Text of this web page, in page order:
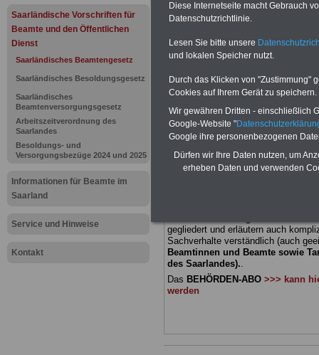
Saarländische Vorschriften für
Beamte und den Öffentlichen
Dienst
Saarländisches Beamtengesetz
Saarländisches Besoldungsgesetz
Saarländisches
Beamtenversorgungsgesetz
Arbeitszeitverordnung des
Saarlandes
Besoldungs- und
Versorgungsbezüge 2024 und 2025
Informationen für Beamte im
Saarland
Service und Hinweise
Kontakt
politische
Beamte
BEHÖRDEN-ABO mit 3 Ratgebern
gegliedert und erläutern auch
Sachverhalte verständlich (auch
Beamtinnen und Beamte sowie
des Saarlandes)..
Das BEHÖRDEN-ABO >>> kann
werden
Diese Internetseite macht Gebrauch
Datenschutzrichtlinie.
Lesen Sie bitte unsere
und lokalen Speicher nutzt.
Durch das Klicken von "Zustimmung"
Cookies auf Ihrem Gerät zu speichern.
Wir gewähren Dritten - einschließlich
Google-Website "
Google ihre personenbezogenen
Dürfen wir Ihre Daten nutzen, um
erheben Daten und verwenden